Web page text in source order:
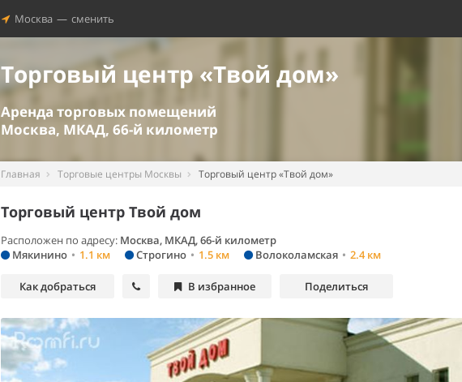
Москва — сменить
Торговый центр «Твой дом»
Аренда торговых помещений
Москва, МКАД, 66-й километр
Главная Торговые центры Москвы Торговый центр «Твой дом»
Торговый центр Твой дом
Расположен по адресу: Москва, МКАД, 66-й километр
Мякинино • 1.1 км Строгино • 1.5 км Волоколамская • 2.4 км
Как добраться В избранное Поделиться